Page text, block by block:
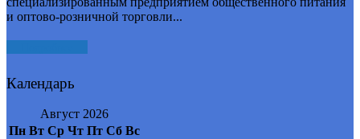
и оптово-розничной торговли...
Календарь
Август 2026
Пн Вт Ср Чт Пт Сб Вс